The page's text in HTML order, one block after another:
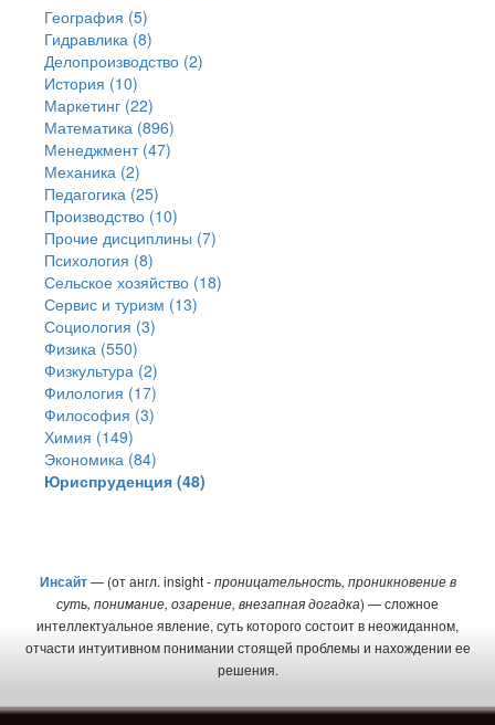
География (5)
Гидравлика (8)
Делопроизводство (2)
История (10)
Маркетинг (22)
Математика (896)
Менеджмент (47)
Механика (2)
Педагогика (25)
Производство (10)
Прочие дисциплины (7)
Психология (8)
Сельское хозяйство (18)
Сервис и туризм (13)
Социология (3)
Физика (550)
Физкультура (2)
Филология (17)
Философия (3)
Химия (149)
Экономика (84)
Юриспруденция (48)
Инсайт — (от англ. insight -проницательность, проникновение в
суть, понимание, озарение, внезапная догадка) — сложное
интеллектуальное явление, суть которого состоит в неожиданном,
отчасти интуитивном понимании стоящей проблемы и нахождении ее
решения.